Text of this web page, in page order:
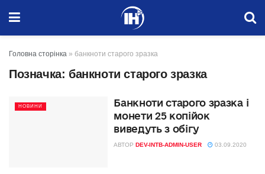
Головна сторінка » банкноти старого зразка
Позначка: банкноти старого зразка
НОВИНИ
Банкноти старого зразка і
монети 25 копійок
виведуть з обігу
АВТОР DEV-INTB-ADMIN-USER 03.09.2020